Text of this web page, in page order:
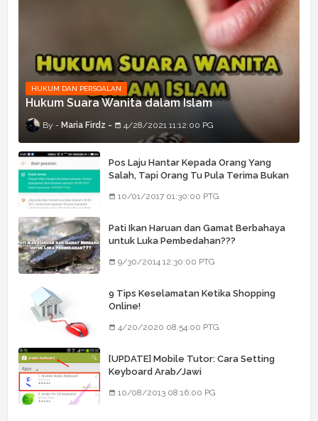
HUKUM DAN PERSOALAN
Hukum Suara Wanita dalam Islam
Maria Firdz 4/28/2021 11:12:00 PG
Pos Laju Hantar Kepada Orang Yang
Salah, Tapi Orang Tu Pula Terima Bukan
10/01/2017 01:30:00 PTG
Pati Ikan Haruan dan Gamat Berbahaya
untuk Luka Pembedahan???
9/30/2014 12:30:00 PTG
9 Tips Keselamatan Ketika Shopping
Online!
4/20/2020 08:54:00 PTG
[UPDATE] Mobile Tutor: Cara Setting
Keyboard Arab/Jawi
10/08/2013 08:16:00 PG